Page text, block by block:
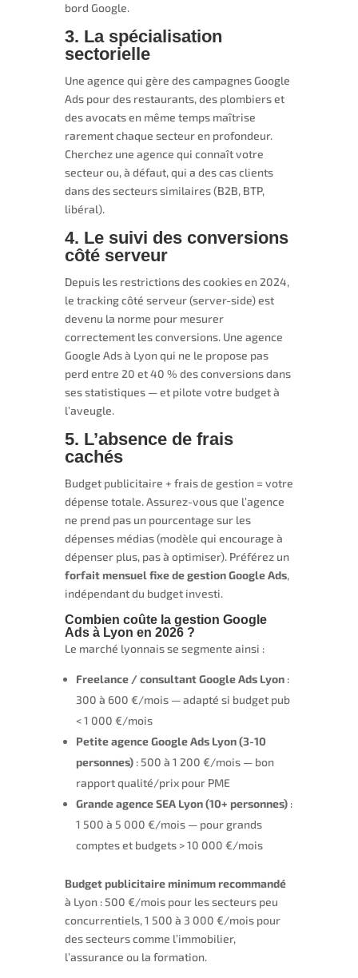
bord Google.
3. La spécialisation
sectorielle
Une agence qui gère des campagnes Google
Ads pour des restaurants, des plombiers et
des avocats en même temps maîtrise
rarement chaque secteur en profondeur.
Cherchez une agence qui connaît votre
secteur ou, à défaut, qui a des cas clients
dans des secteurs similaires (B2B, BTP,
libéral).
4. Le suivi des conversions
côté serveur
Depuis les restrictions des cookies en 2024,
le tracking côté serveur (server-side) est
devenu la norme pour mesurer
correctement les conversions. Une agence
Google Ads à Lyon qui ne le propose pas
perd entre 20 et 40 % des conversions dans
ses statistiques — et pilote votre budget à
l’aveugle.
5. L’absence de frais
cachés
Budget publicitaire + frais de gestion = votre
dépense totale. Assurez-vous que l’agence
ne prend pas un pourcentage sur les
dépenses médias (modèle qui encourage à
dépenser plus, pas à optimiser). Préférez un
forfait mensuel fixe de gestion Google Ads,
indépendant du budget investi.
Combien coûte la gestion Google
Ads à Lyon en 2026 ?
Le marché lyonnais se segmente ainsi :
Freelance / consultant Google Ads Lyon:
300 à 600 €/mois — adapté si budget pub
< 1 000 €/mois
Petite agence Google Ads Lyon (3-10
personnes): 500 à 1 200 €/mois — bon
rapport qualité/prix pour PME
Grande agence SEA Lyon (10+ personnes):
1 500 à 5 000 €/mois — pour grands
comptes et budgets > 10 000 €/mois
Budget publicitaire minimum recommandé
à Lyon : 500 €/mois pour les secteurs peu
concurrentiels, 1 500 à 3 000 €/mois pour
des secteurs comme l’immobilier,
l’assurance ou la formation.